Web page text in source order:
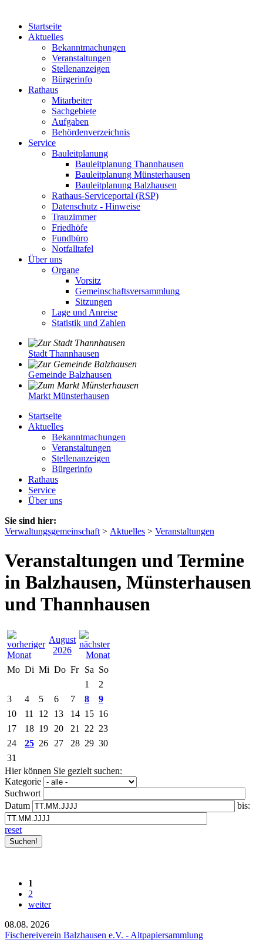
Startseite
Aktuelles
Bekanntmachungen
Veranstaltungen
Stellenanzeigen
Bürgerinfo
Rathaus
Mitarbeiter
Sachgebiete
Aufgaben
Behördenverzeichnis
Service
Bauleitplanung
Bauleitplanung Thannhausen
Bauleitplanung Münsterhausen
Bauleitplanung Balzhausen
Rathaus-Serviceportal (RSP)
Datenschutz - Hinweise
Trauzimmer
Friedhöfe
Fundbüro
Notfalltafel
Über uns
Organe
Vorsitz
Gemeinschaftsversammlung
Sitzungen
Lage und Anreise
Statistik und Zahlen
Stadt Thannhausen
Gemeinde Balzhausen
Markt Münsterhausen
Startseite
Aktuelles
Bekanntmachungen
Veranstaltungen
Stellenanzeigen
Bürgerinfo
Rathaus
Service
Über uns
Sie sind hier:
Verwaltungsgemeinschaft > Aktuelles > Veranstaltungen
Veranstaltungen und Termine
in Balzhausen, Münsterhausen
und Thannhausen
August
2026
Mo Di Mi Do Fr Sa So
1
2
3
4 5 6 7 8
9
10
11 12 13 14 15 16
17
18 19 20 21 22 23
24
25 26 27 28 29 30
31
Hier können Sie gezielt suchen:
Kategorie
Suchwort
Datum
bis:
reset
1
2
weiter
08.08. 2026
Fischereiverein Balzhausen e.V. - Altpapiersammlung